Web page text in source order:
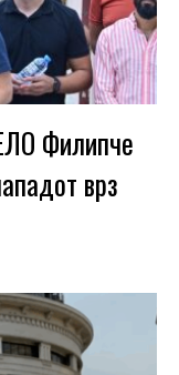
Филипче
врз